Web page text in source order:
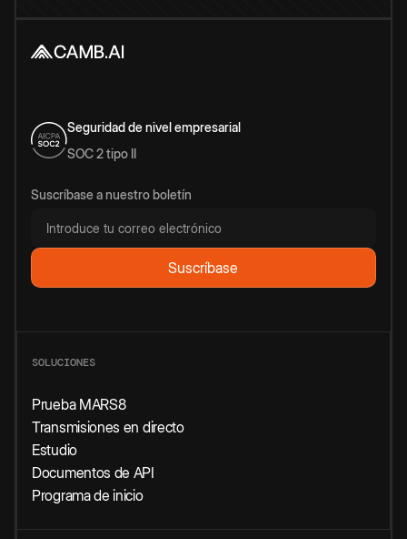
Seguridad de nivel empresarial
SOC 2 tipo II
Suscríbase a nuestro boletín
SOLUCIONES
Prueba MARS8
Transmisiones en directo
Estudio
Documentos de API
Programa de inicio